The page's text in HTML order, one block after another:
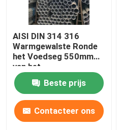
AISI DIN 314 316
Warmgewalste Ronde
het Voedseg 550mm
van het
Staalbuizenstelsel
Beste prijs
Contacteer ons